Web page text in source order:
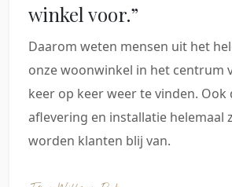
winkel voor.”
Daarom weten mensen uit het
onze woonwinkel in het centrum
keer op keer weer te vinden. Ook
aflevering en installatie helemaal
worden klanten blij van.